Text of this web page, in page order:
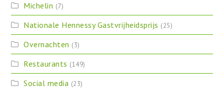
Michelin (7)
Nationale Hennessy Gastvrijheidsprijs (25)
Overnachten (3)
Restaurants (149)
Social media (23)